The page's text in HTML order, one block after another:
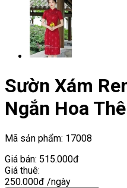
Sườn Xám
Ngắn Hoa
Mã sản phẩm: 17008
Giá bán: 515.000đ
Giá thuê:
250.000đ /ngày